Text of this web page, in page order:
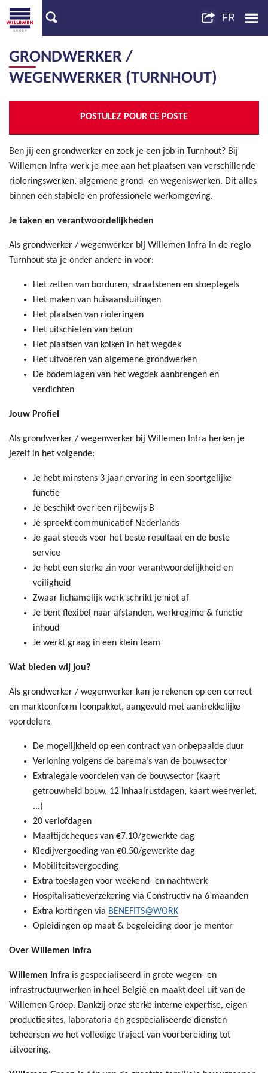
GRONDWERKER /
WEGENWERKER (TURNHOUT)
POSTULEZ POUR CE POSTE
Ben jij een grondwerker en zoek je een job in Turnhout? Bij
Willemen Infra werk je mee aan het plaatsen van verschillende
rioleringswerken, algemene grond- en wegeniswerken. Dit alles
binnen een stabiele en professionele werkomgeving.
Je taken en verantwoordelijkheden
Als grondwerker / wegenwerker bij Willemen Infra in de regio
Turnhout sta je onder andere in voor:
Het zetten van borduren, straatstenen en stoeptegels
Het maken van huisaansluitingen
Het plaatsen van rioleringen
Het uitschieten van beton
Het plaatsen van kolken in het wegdek
Het uitvoeren van algemene grondwerken
De bodemlagen van het wegdek aanbrengen en
verdichten
Jouw Profiel
Als grondwerker / wegenwerker bij Willemen Infra herken je
jezelf in het volgende:
Je hebt minstens 3 jaar ervaring in een soortgelijke
functie
Je beschikt over een rijbewijs B
Je spreekt communicatief Nederlands
Je gaat steeds voor het beste resultaat en de beste
service
Je hebt een sterke zin voor verantwoordelijkheid en
veiligheid
Zwaar lichamelijk werk schrikt je niet af
Je bent flexibel naar afstanden, werkregime & functie
inhoud
Je werkt graag in een klein team
Wat bieden wij jou?
Als grondwerker / wegenwerker kan je rekenen op een correct
en marktconform loonpakket, aangevuld met aantrekkelijke
voordelen:
De mogelijkheid op een contract van onbepaalde duur
Verloning volgens de barema’s van de bouwsector
Extralegale voordelen van de bouwsector (kaart
getrouwheid bouw, 12 inhaalrustdagen, kaart weerverlet,
...)
20 verlofdagen
Maaltijdcheques van €7.10/gewerkte dag
Kledijvergoeding van €0.50/gewerkte dag
Mobiliteitsvergoeding
Extra toeslagen voor weekend- en nachtwerk
Hospitalisatieverzekering via Constructiv na 6 maanden
Extra kortingen via BENEFITS@WORK
Opleidingen op maat & begeleiding door je mentor
Over Willemen Infra
Willemen Infra is gespecialiseerd in grote wegen- en
infrastructuurwerken in heel België en maakt deel uit van de
Willemen Groep. Dankzij onze sterke interne expertise, eigen
productiesites, laboratoria en gespecialiseerde diensten
beheersen we het volledige traject van voorbereiding tot
uitvoering.